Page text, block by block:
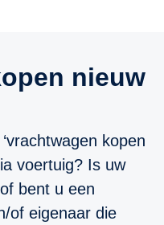
kopen
voertuig? Is uw
bent u een
of eigenaar die